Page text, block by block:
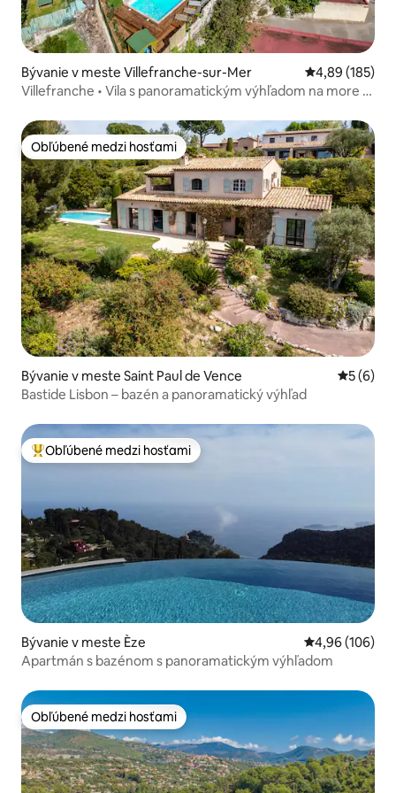
Bývanie v meste Villefranche-sur-Mer Priemerné
4,89 (185)
Villefranche • Vila s panoramatickým výhľadom na more •
Obľúbené medzi hosťami
Obľúbené medzi hosťami
Bývanie v meste Saint Paul de Vence
5 (6)
Bastide Lisbon – bazén a panoramatický výhľad
Najobľúbenejšie medzi hosťami
Obľúbené medzi hosťami
Bývanie v meste Èze Priemerné
4,96 (106)
Apartmán s bazénom s panoramatickým výhľadom
Obľúbené medzi hosťami
Obľúbené medzi hosťami